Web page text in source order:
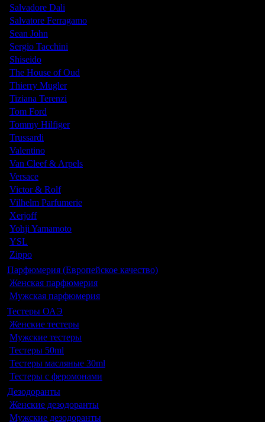
Salvadore Dali
Salvatore Ferragamo
Sean John
Sergio Tacchini
Shiseido
The House of Oud
Thierry Mugler
Tiziana Terenzi
Tom Ford
Tommy Hilfiger
Trussardi
Valentino
Van Cleef & Arpels
Versace
Victor & Rolf
Vilhelm Parfumerie
Xerjoff
Yohji Yamamoto
YSL
Zippo
Парфюмерия (Европейское качество)
Женская парфюмерия
Мужская парфюмерия
Тестеры ОАЭ
Женские тестеры
Мужские тестеры
Тестеры 50ml
Тестеры масляные 30ml
Тестеры с феромонами
Дезодоранты
Женские дезодоранты
Мужские дезодоранты